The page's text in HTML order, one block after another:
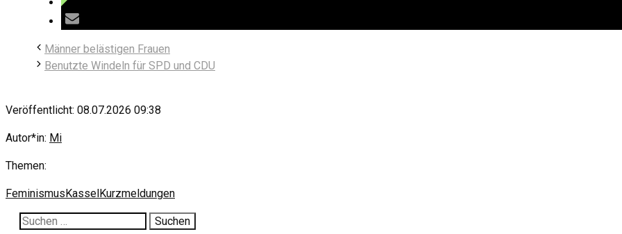
Männer belästigen Frauen
Benutzte Windeln für SPD und CDU
Veröffentlicht: 08.07.2026 09:38
Autor*in: Mi
Themen:
FeminismusKasselKurzmeldungen
Suche